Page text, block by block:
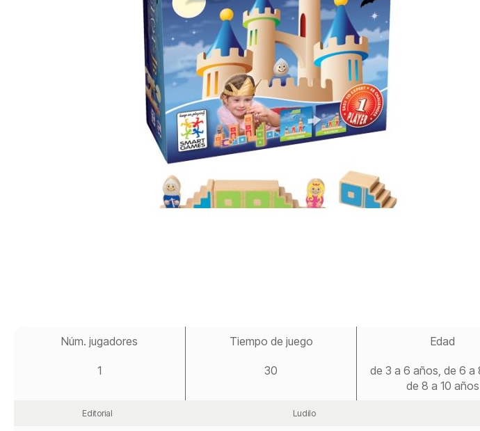
Núm. jugadores
1
Tiempo de juego
30
Edad
de 3 a 6 años, de 6 a
de 8 a 10 años
Editorial Ludilo